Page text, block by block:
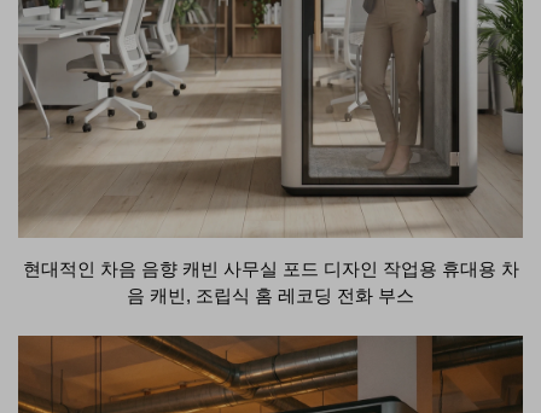
현대적인 차음 음향 캐빈 사무실 포드 디자인 작업용 휴대용 차
음 캐빈, 조립식 홈 레코딩 전화 부스